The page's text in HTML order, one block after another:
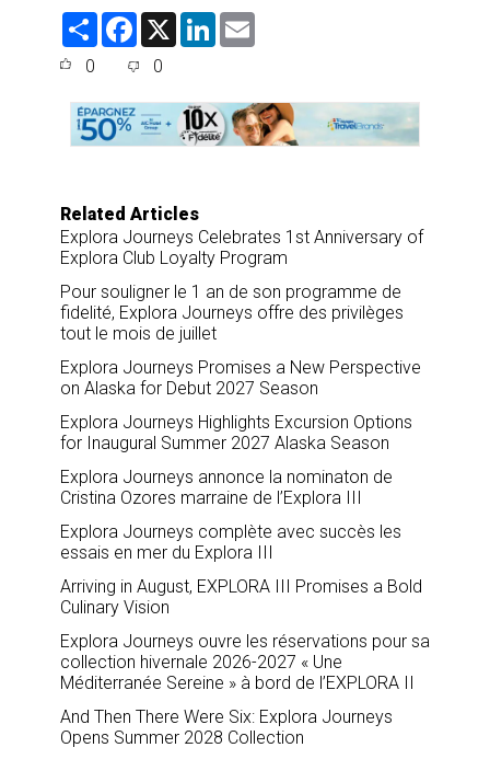
S
F
e
o
o
k
X
L
d
I
n
0 0
Related Articles
Explora Journeys Celebrates 1st Anniversary of
Explora Club Loyalty Program
Pour souligner le 1 an de son programme de
fidelité, Explora Journeys offre des privilèges
tout le mois de juillet
Explora Journeys Promises a New Perspective
on Alaska for Debut 2027 Season
Explora Journeys Highlights Excursion Options
for Inaugural Summer 2027 Alaska Season
Explora Journeys annonce la nominaton de
Cristina Ozores marraine de l’Explora III
Explora Journeys complète avec succès les
essais en mer du Explora III
Arriving in August, EXPLORA III Promises a Bold
Culinary Vision
Explora Journeys ouvre les réservations pour sa
collection hivernale 2026-2027 « Une
Méditerranée Sereine » à bord de l’EXPLORA II
And Then There Were Six: Explora Journeys
Opens Summer 2028 Collection